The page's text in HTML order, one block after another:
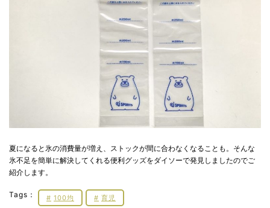
夏になると氷の消費量が増え、ストックが間に合わなくなることも。そんな
氷不足を簡単に解決してくれる便利グッズをダイソーで発見しましたのでご
紹介します。
Tags： 100均 育児